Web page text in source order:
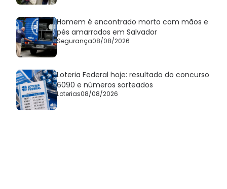
Homem é encontrado morto com mãos e
pés amarrados em Salvador
Segurança08/08/2026
Loteria Federal hoje: resultado do concurso
6090 e números sorteados
Loterias08/08/2026